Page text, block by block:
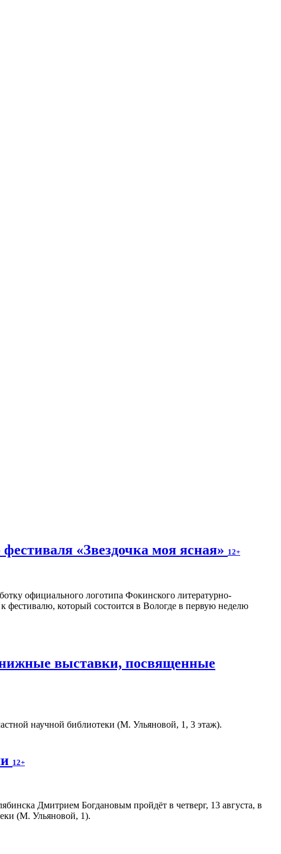
«Звездочка моя ясная» 12+
официального логотипа Фокинского литературно-
фестивалю, который состоится в Вологде в первую неделю
выставки, посвященные
научной библиотеки (М. Ульяновой, 1, 3 этаж).
12+
Дмитрием Богдановым пройдёт в четверг, 13 августа, в
(М. Ульяновой, 1).